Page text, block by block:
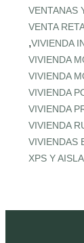
VENTANAS
VENTA
,VIVIENDA
VIVIENDA
VIVIENDA
VIVIENDA
VIVIENDA
VIVIENDA
VIVIENDAS
XPS Y